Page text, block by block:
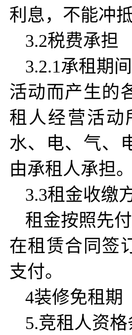
利息，不能冲
3.2税费承担
3.2.1承租期
活动而产生的
租人经营活
水、电、气、
由承租人承担
3.3租金收缴
租金按照先
在租赁合同签
支付。
4装修免租
5.竞租人资